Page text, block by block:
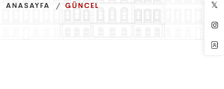
ANASAYFA GÜNCEL
ANASAYFA GÜNCEL
ANASAYFA GÜNCEL